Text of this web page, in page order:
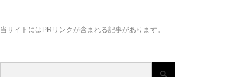
当サイトにはPRリンクが含まれる記事があります。